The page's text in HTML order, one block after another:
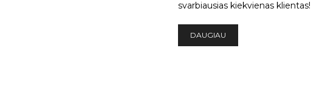
svarbiausias kiekvienas klientas!
DAUGIAU